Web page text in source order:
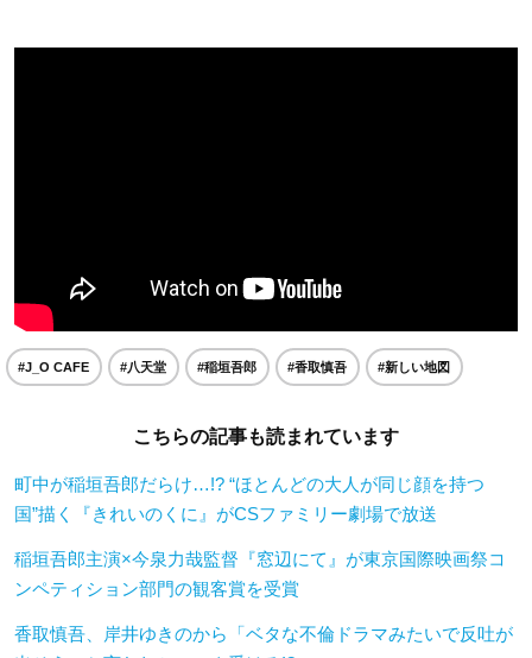
#J_O CAFE #八天堂 #稲垣吾郎 #香取慎吾 #新しい地図
こちらの記事も読まれています
町中が稲垣吾郎だらけ…!? “ほとんどの大人が同じ顔を持つ
国”描く『きれいのくに』がCSファミリー劇場で放送
稲垣吾郎主演×今泉力哉監督『窓辺にて』が東京国際映画祭コ
ンペティション部門の観客賞を受賞
香取慎吾、岸井ゆきのから「ベタな不倫ドラマみたいで反吐が